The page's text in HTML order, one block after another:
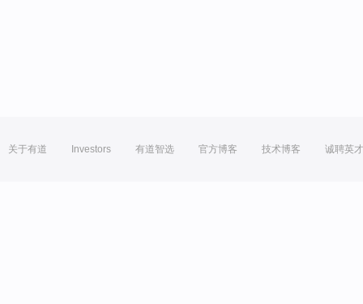
关于有道 Investors 有道智选 官方博客 技术博客 诚聘英才